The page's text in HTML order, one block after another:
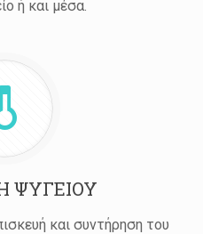
ή και μέσα.
ΨΥΓΕΙΟΥ
και συντήρηση του